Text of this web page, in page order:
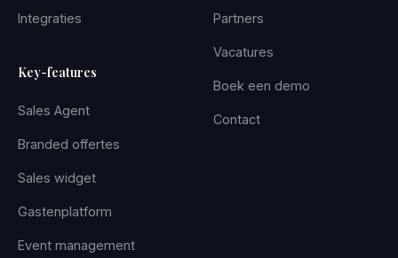
Integraties
Key-features
Sales Agent
Branded offertes
Sales widget
Gastenplatform
Event management
Partners
Vacatures
Boek een demo
Contact